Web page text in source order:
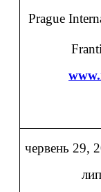
Prague
червень 29,